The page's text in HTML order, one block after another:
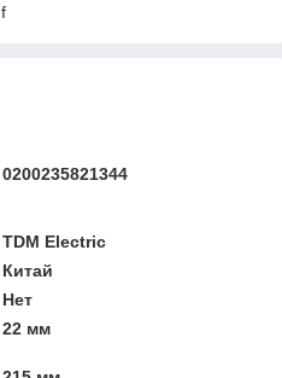
0200235821344
TDM Electric
Китай
Нет
22 мм